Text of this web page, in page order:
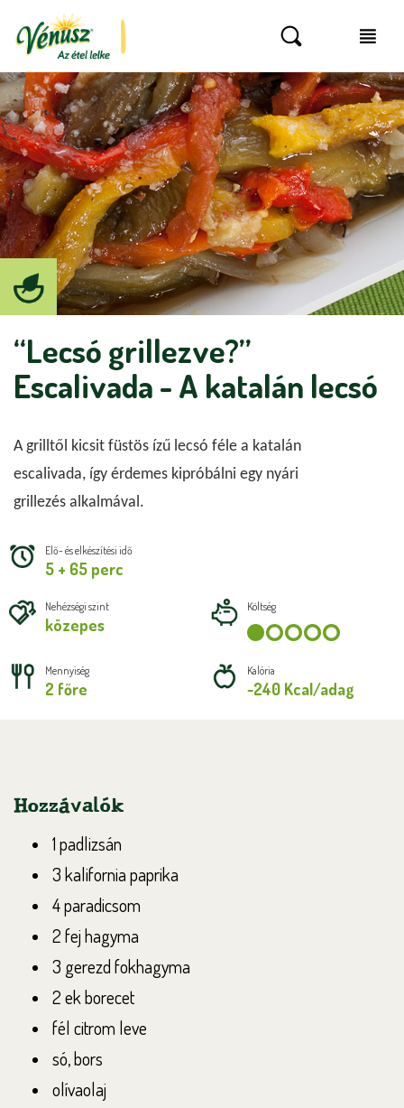
“Lecsó grillezve?”
Escalivada - A katalán lecsó
A grilltől kicsit füstös ízű lecsó féle a katalán
escalivada, így érdemes kipróbálni egy nyári
grillezés alkalmával.
Elő- és elkészítési idő
5 + 65 perc
Nehézségi szint
közepes
Költség
Mennyiség
2 főre
Kalória
~240 Kcal/adag
Hozzávalók
1 padlizsán
3 kalifornia paprika
4 paradicsom
2 fej hagyma
3 gerezd fokhagyma
2 ek borecet
fél citrom leve
só, bors
olívaolaj